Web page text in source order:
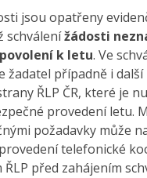
jsou opatřeny
schválenížádosti
k letu. Ve
žadatel případně i další
ŘLP ČR, které je
provedení letu.
požadavky může
telefonické
před zahájením